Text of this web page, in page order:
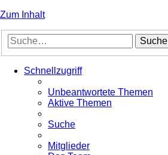
Zum Inhalt
Suche
Schnellzugriff
Unbeantwortete Themen
Aktive Themen
Suche
Mitglieder